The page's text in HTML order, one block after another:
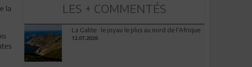
la
LES + COMMENTÉS
La Galite : le joyau le plus au nord de l'Afrique
12.07.2026